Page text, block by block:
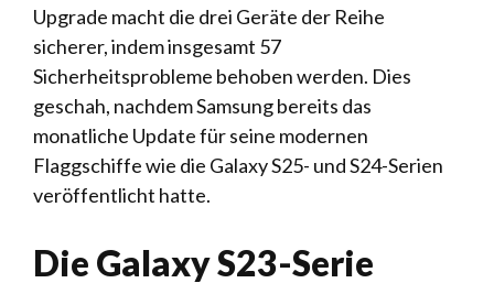
Upgrade macht die drei Geräte der Reihe
sicherer, indem insgesamt 57
Sicherheitsprobleme behoben werden. Dies
geschah, nachdem Samsung bereits das
monatliche Update für seine modernen
Flaggschiffe wie die Galaxy S25- und S24-Serien
veröffentlicht hatte.
Die Galaxy S23-Serie